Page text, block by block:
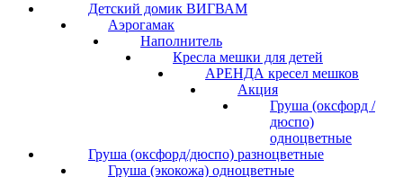
Детский домик ВИГВАМ
Аэрогамак
Наполнитель
Кресла мешки для детей
АРЕНДА кресел мешков
Акция
Груша (оксфорд /
дюспо)
одноцветные
Груша (оксфорд/дюспо) разноцветные
Груша (экокожа) одноцветные